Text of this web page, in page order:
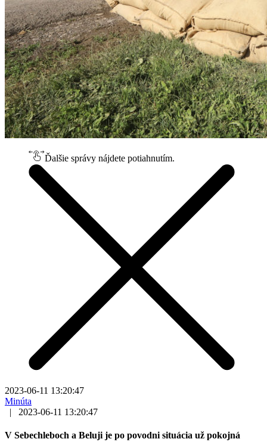
Ďalšie správy nájdete potiahnutím.
2023-06-11 13:20:47
Minúta
|
2023-06-11 13:20:47
V Sebechleboch a Beluji je po povodni situácia už pokojná